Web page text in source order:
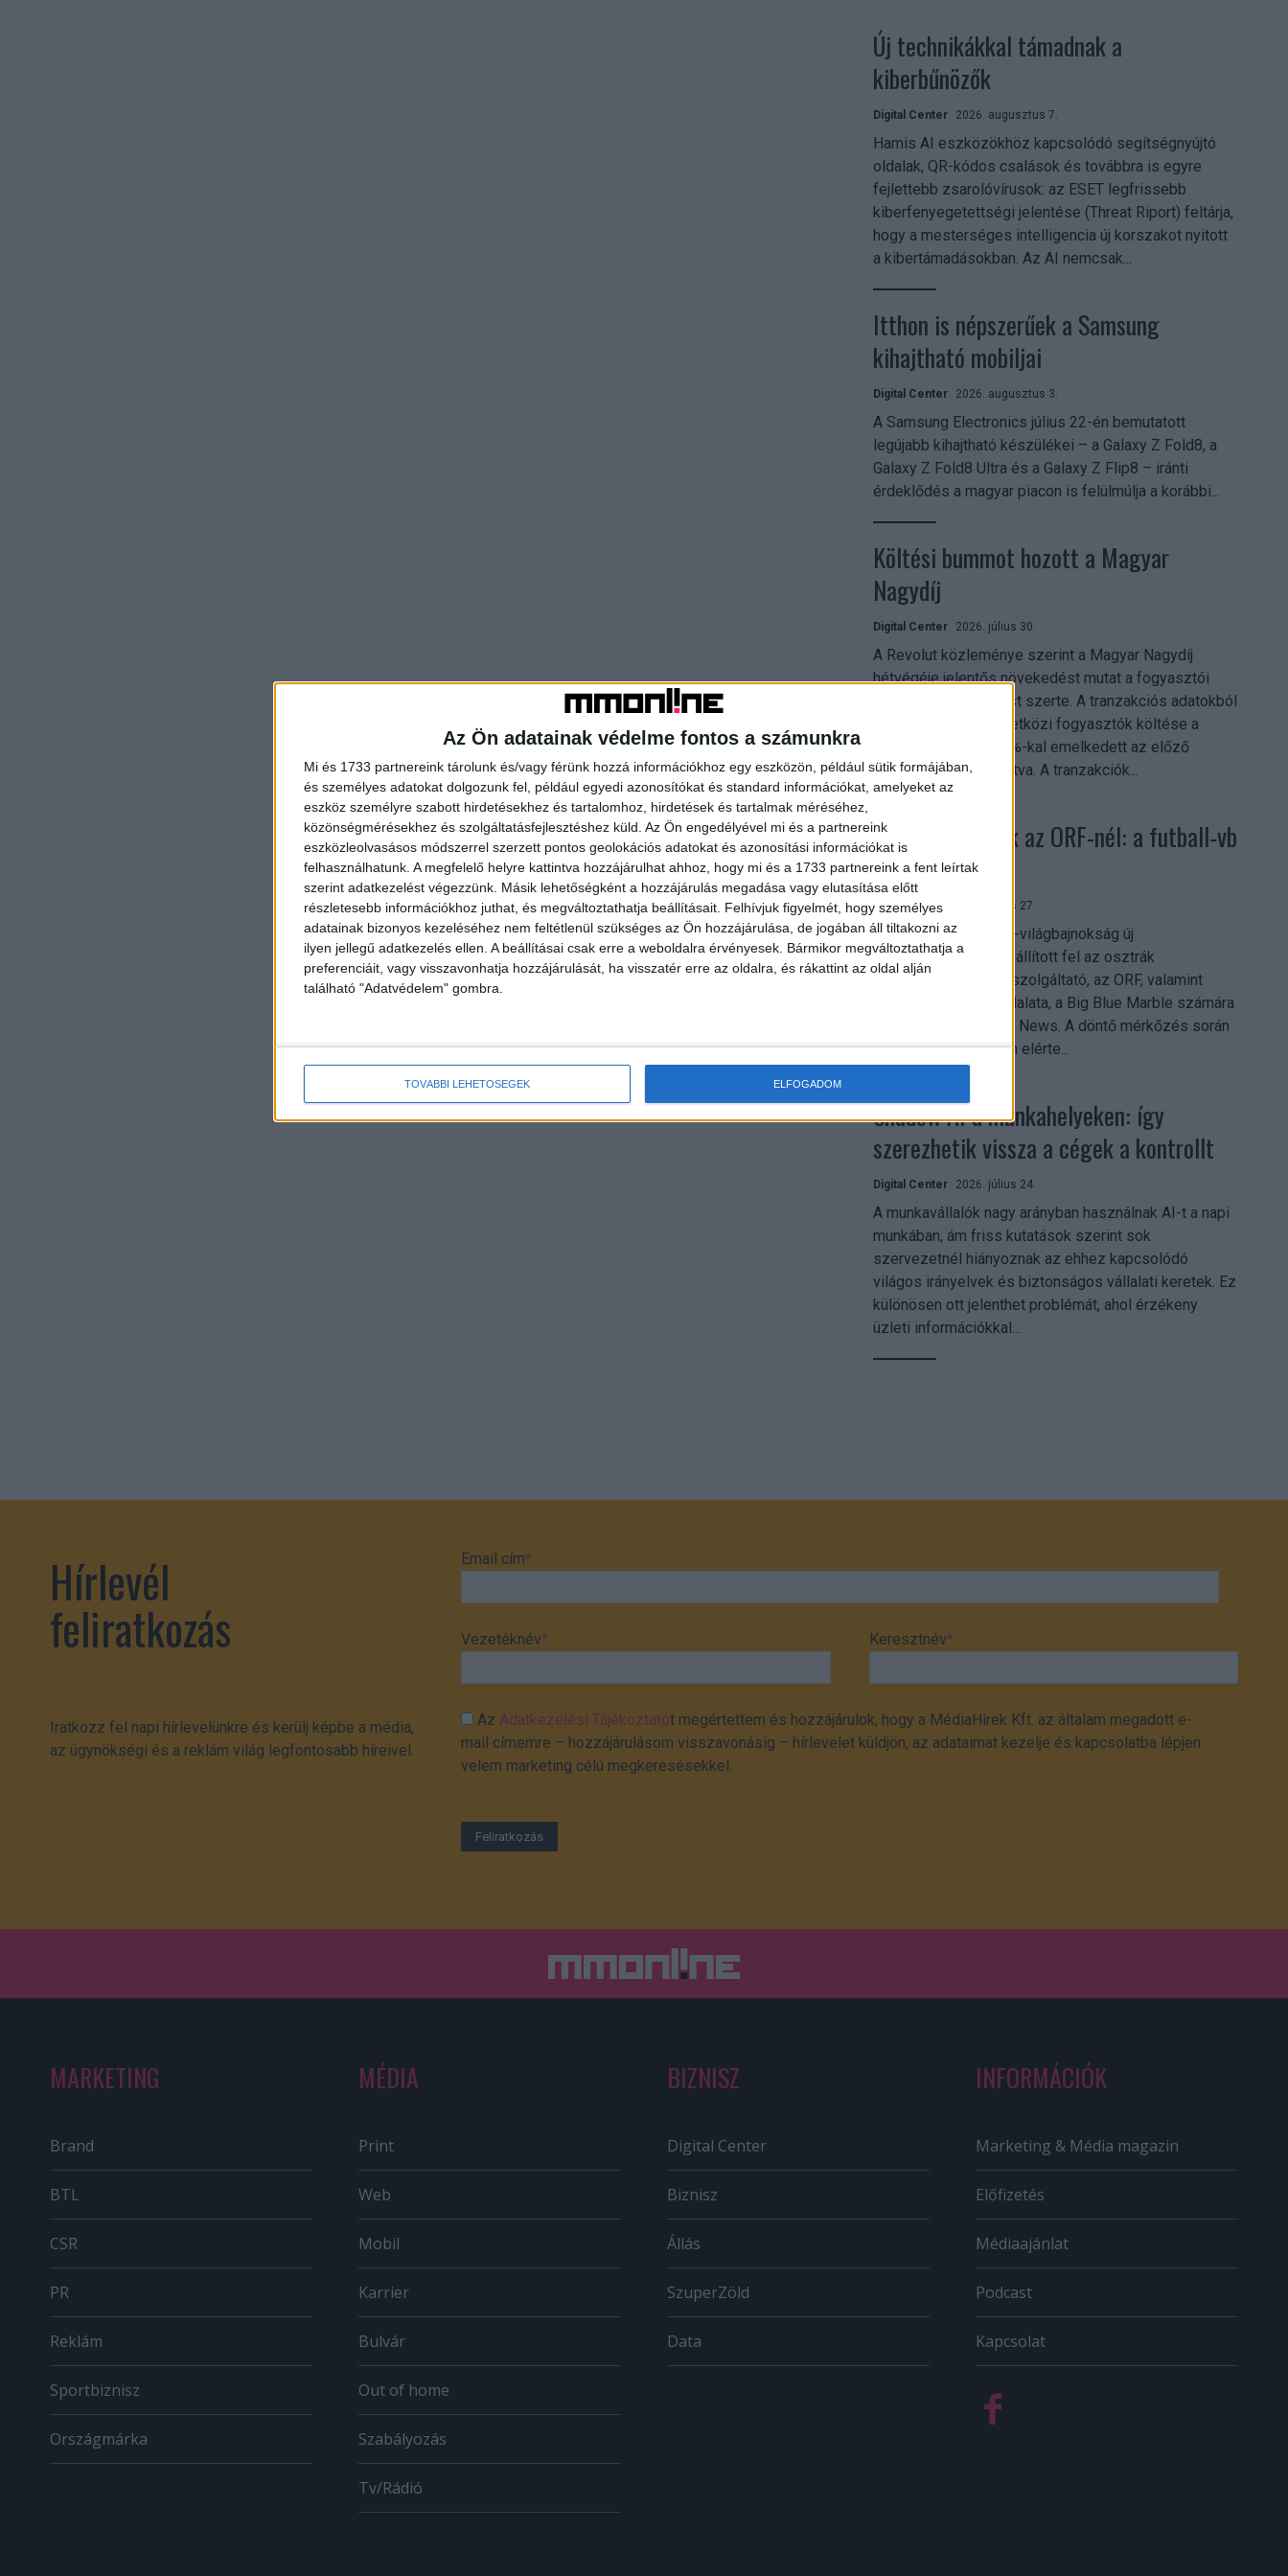
Az Ön adatainak védelme fontos a számunkra
Mi és 1733 partnereink tárolunk és/vagy férünk hozzá információkhoz egy eszközön, például sütik formájában,
és személyes adatokat dolgozunk fel, például egyedi azonosítókat és standard információkat, amelyeket az
eszköz személyre szabott hirdetésekhez és tartalomhoz, hirdetések és tartalmak méréséhez,
közönségmérésekhez és szolgáltatásfejlesztéshez küld. Az Ön engedélyével mi és a partnereink
eszközleolvasásos módszerrel szerzett pontos geolokációs adatokat és azonosítási információkat is
felhasználhatunk. A megfelelő helyre kattintva hozzájárulhat ahhoz, hogy mi és a 1733 partnereink a fent leírtak
szerint adatkezelést végezzünk. Másik lehetőségként a hozzájárulás megadása vagy elutasítása előtt
részletesebb információkhoz juthat, és megváltoztathatja beállításait. Felhívjuk figyelmét, hogy személyes
adatainak bizonyos kezeléséhez nem feltétlenül szükséges az Ön hozzájárulása, de jogában áll tiltakozni az
ilyen jellegű adatkezelés ellen. A beállításai csak erre a weboldalra érvényesek. Bármikor megváltoztathatja a
preferenciáit, vagy visszavonhatja hozzájárulását, ha visszatér erre az oldalra, és rákattint az oldal alján
található "Adatvédelem" gombra.
TOVÁBBI LEHETŐSÉGEK ELFOGADOM
Új technikákkal támadnak a
kiberbűnözők
Digital Center 2026. augusztus 7.
Hamis AI eszközökhöz kapcsolódó segítségnyújtó
oldalak, QR-kódos csalások és továbbra is egyre
fejlettebb zsarolóvírusok: az ESET legfrissebb
kiberfenyegetettségi jelentése (Threat Riport) feltárja,
hogy a mesterséges intelligencia új korszakot nyitott
a kibertámadásokban. Az AI nemcsak...
Itthon is népszerűek a Samsung
kihajtható mobiljai
Digital Center 2026. augusztus 3.
A Samsung Electronics július 22-én bemutatott
legújabb kihajtható készülékei – a Galaxy Z Fold8, a
Galaxy Z Fold8 Ultra és a Galaxy Z Flip8 – iránti
érdeklődés a magyar piacon is felülmúlja a korábbi...
Költési bummot hozott a Magyar
Nagydíj
Digital Center 2026. július 30.
A Revolut közleménye szerint a Magyar Nagydíj
hétvégéje jelentős növekedést mutat a fogyasztói
aktivitásban Budapest szerte. A tranzakciós adatokból
kiderül, hogy a nemzetközi fogyasztók költése a
versenyhétvégén 26%-kal emelkedett az előző
hétvégéhez viszonyítva. A tranzakciók...
Rekordok dőltek az ORF-nél: a futball-vb
mindent vitt
Digital Center 2026. július 27.
A 2026-os labdarúgó-világbajnokság új
streamingrekordokat állított fel az osztrák
közszolgálati műsorszolgáltató, az ORF, valamint
technológiai leányvállalata, a Big Blue Marble számára
– írja a Broadband TV News. A döntő mérkőzés során
az átlagos nézőszám elérte...
Shadow AI a munkahelyeken: így
szerezhetik vissza a cégek a kontrollt
Digital Center 2026. július 24.
A munkavállalók nagy arányban használnak AI-t a napi
munkában, ám friss kutatások szerint sok
szervezetnél hiányoznak az ehhez kapcsolódó
világos irányelvek és biztonságos vállalati keretek. Ez
különösen ott jelenthet problémát, ahol érzékeny
üzleti információkkal...
Hírlevél
feliratkozás
Iratkozz fel napi hírlevelünkre és kerülj képbe a média,
az ügynökségi és a reklám világ legfontosabb híreivel.
Email cím*
Vezetéknév* Keresztnév*
AzAdatkezelési Tájékoztatót megértettem és hozzájárulok, hogy a MédiaHírek Kft. az általam megadott e-
mail címemre – hozzájárulásom visszavonásig – hírlevelet küldjön, az adataimat kezelje és kapcsolatba lépjen
velem marketing célú megkeresésekkel.
MARKETING
Brand
BTL
CSR
PR
Reklám
Sportbiznisz
Országmárka
MÉDIA
Print
Web
Mobil
Karrier
Bulvár
Out of home
Szabályozás
Tv/Rádió
BIZNISZ
Digital Center
Biznisz
Állás
SzuperZöld
Data
INFORMÁCIÓK
Marketing & Média magazin
Előfizetés
Médiaajánlat
Podcast
Kapcsolat